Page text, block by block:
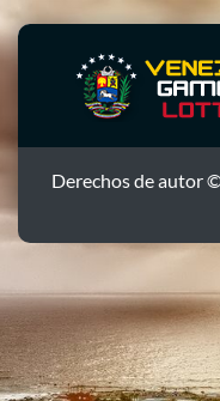
Derechos de autor